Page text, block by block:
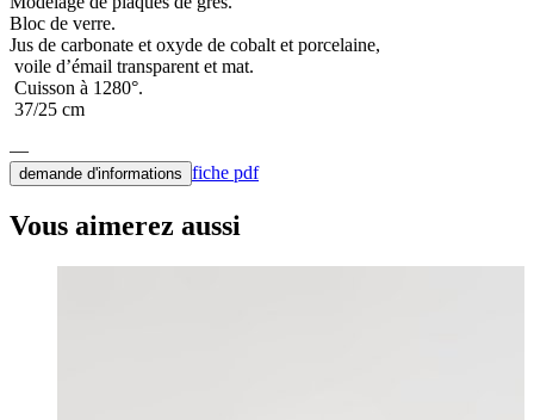
Bloc de verre.
Jus de carbonate et oxyde de cobalt et porcelaine,
voile d’émail transparent et mat.
Cuisson à 1280°.
37/25 cm
demande d'informations fiche pdf
Vous aimerez aussi